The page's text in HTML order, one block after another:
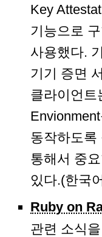
Key
기능으로
사용했다.
기기 증면
클라이언트
동작하도록
통해서 중
있다.(한국
Ruby on
관련 소식